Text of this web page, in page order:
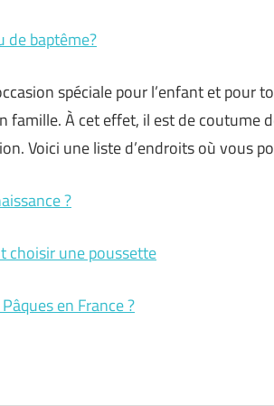
de baptême?
spéciale pour l’enfant et pour
famille. À cet effet, il est de coutume
Voici une liste d’endroits où vous
?
choisir une poussette
en France ?